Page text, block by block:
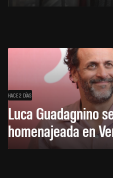
HACE 2 DÍAS
Luca Guadagnino
homenajeada en